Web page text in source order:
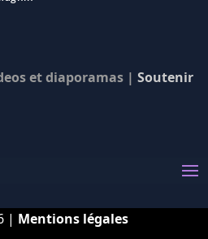
et diaporamas | Soutenir
| Mentions légales